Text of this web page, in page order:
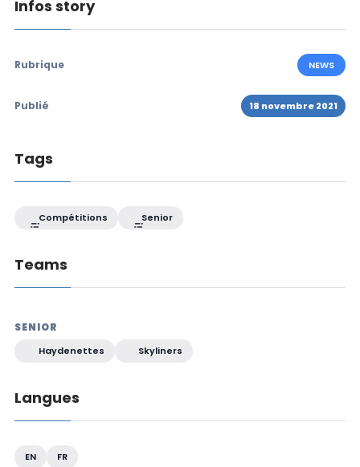
Infos story
Rubrique NEWS
Publié 18 novembre 2021
Tags
Compétitions Senior
Teams
SENIOR
Haydenettes Skyliners
Langues
EN FR